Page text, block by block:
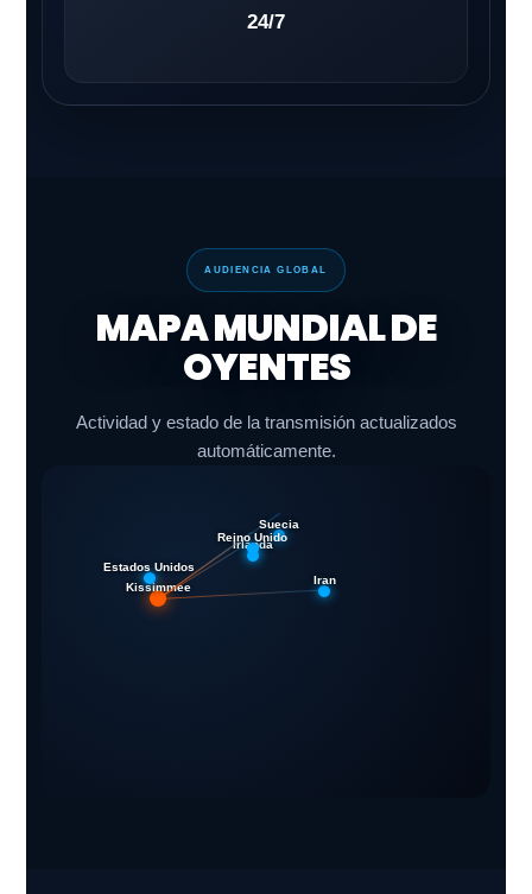
24/7
AUDIENCIA GLOBAL
MAPA MUNDIAL DE
OYENTES
Actividad y estado de la transmisión actualizados
automáticamente.
Kissimmee
Estados Unidos
Iran
Irlanda
Suecia
Reino Unido